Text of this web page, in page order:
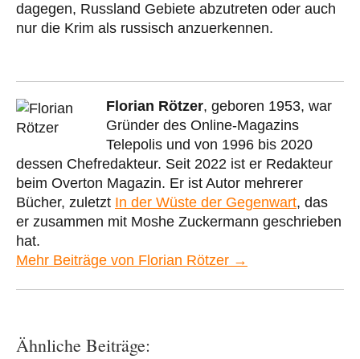
dagegen, Russland Gebiete abzutreten oder auch
nur die Krim als russisch anzuerkennen.
Florian Rötzer, geboren 1953, war
Gründer des Online-Magazins
Telepolis und von 1996 bis 2020
dessen Chefredakteur. Seit 2022 ist er Redakteur
beim Overton Magazin. Er ist Autor mehrerer
Bücher, zuletzt In der Wüste der Gegenwart, das
er zusammen mit Moshe Zuckermann geschrieben
hat.
Mehr Beiträge von Florian Rötzer →
Ähnliche Beiträge: